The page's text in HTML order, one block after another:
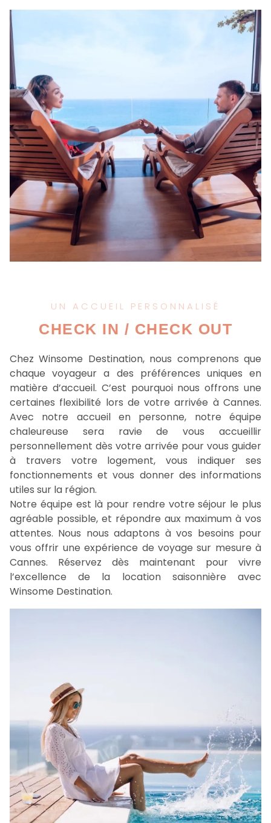
UN ACCUEIL PERSONNALISÉ
CHECK IN / CHECK OUT
Chez Winsome Destination, nous comprenons que
chaque voyageur a des préférences uniques en
matière d’accueil. C’est pourquoi nous offrons une
certaines flexibilité lors de votre arrivée à Cannes.
Avec notre accueil en personne, notre équipe
chaleureuse sera ravie de vous accueillir
personnellement dès votre arrivée pour vous guider
à travers votre logement, vous indiquer ses
fonctionnements et vous donner des informations
utiles sur la région.
Notre équipe est là pour rendre votre séjour le plus
agréable possible, et répondre aux maximum à vos
attentes. Nous nous adaptons à vos besoins pour
vous offrir une expérience de voyage sur mesure à
Cannes. Réservez dès maintenant pour vivre
l’excellence de la location saisonnière avec
Winsome Destination.